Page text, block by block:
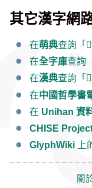
其它漢字網
在萌典查詢「
在全字庫查詢
在漢典查詢「
在中國哲學書
在 Unihan 資
CHISE
GlyphWiki 上
關